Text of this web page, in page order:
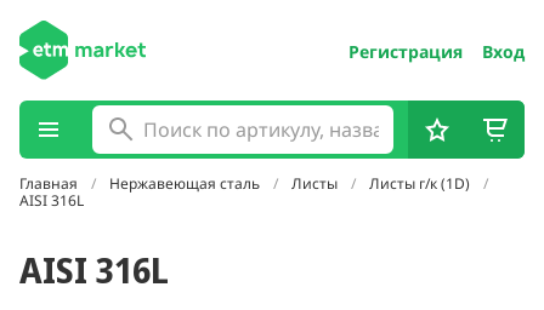
Регистрация Вход
Главная Нержавеющая сталь Листы
Листы г/к (1D)
AISI 316L
AISI 316L